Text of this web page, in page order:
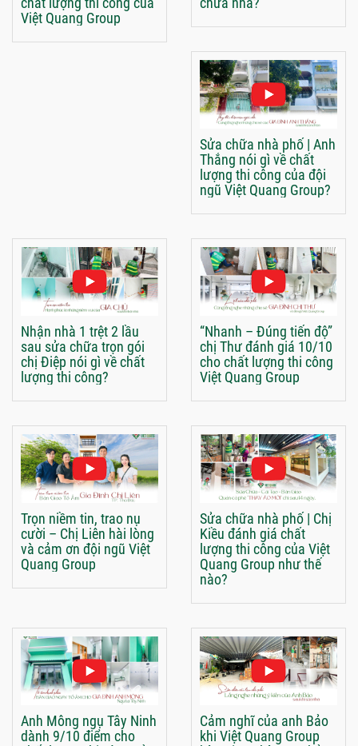
Việt Quang Group
Sửa chữa nhà phố | Anh
Thắng nói gì về chất
lượng thi công của đội
ngũ Việt Quang Group?
Nhận nhà 1 trệt 2 lầu
sau sửa chữa trọn gói
chị Điệp nói gì về chất
lượng thi công?
“Nhanh – Đúng tiến độ”
chị Thư đánh giá 10/10
cho chất lượng thi công
Việt Quang Group
Trọn niềm tin, trao nụ
cười – Chị Liên hài lòng
và cảm ơn đội ngũ Việt
Quang Group
Sửa chữa nhà phố | Chị
Kiều đánh giá chất
lượng thi công của Việt
Quang Group như thế
nào?
Anh Mông ngụ Tây Ninh
dành 9/10 điểm cho
Cảm nghĩ của anh Bảo
khi Việt Quang Group